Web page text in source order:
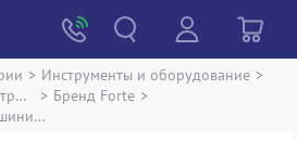
> Инструменты и оборудование >
Патроны, насадки для электроинструмента
> Бренд Forte >
Стійка для кутової шліфмашини Forte ags 125